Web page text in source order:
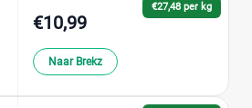
€27,48 per kg
€10,99
Naar Brekz